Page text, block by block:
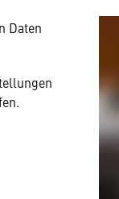
Daten